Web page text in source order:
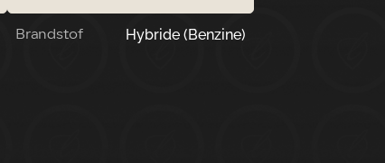
Brandstof Hybride (Benzine)